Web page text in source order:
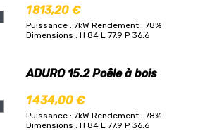
1 813,20 €
Puissance : 7kW Rendement : 78%
Dimensions : H 84 L 77.9 P 36.6
ADURO 15.2 Poêle à bois
1 434,00 €
Puissance : 7kW Rendement : 78%
Dimensions : H 84 L 77.9 P 36.6